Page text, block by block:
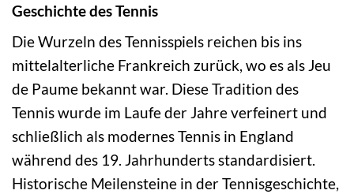
Geschichte des Tennis
Die Wurzeln des Tennisspiels reichen bis ins
mittelalterliche Frankreich zurück, wo es als Jeu
de Paume bekannt war. Diese Tradition des
Tennis wurde im Laufe der Jahre verfeinert und
schließlich als modernes Tennis in England
während des 19. Jahrhunderts standardisiert.
Historische Meilensteine in der Tennisgeschichte,